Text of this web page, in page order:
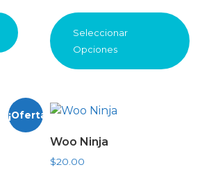
de 5
Seleccionar
Opciones
¡Oferta!
Woo Ninja
$20.00